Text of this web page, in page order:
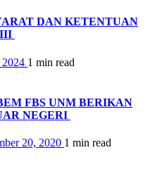
DAN KETENTUAN
1 min read
FBS UNM BERIKAN
NEGERI
20, 2020 1 min read